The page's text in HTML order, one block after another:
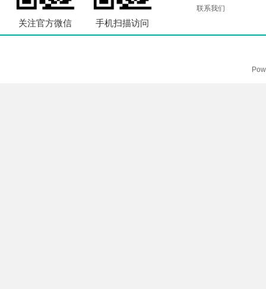
关注官方微信 手机扫描访问
联系我们